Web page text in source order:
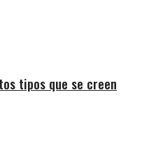
tipos que se creen